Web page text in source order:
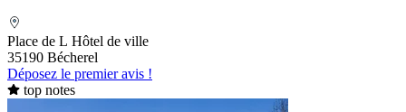
Place de L Hôtel de ville
35190 Bécherel
Déposez le premier avis !
top notes